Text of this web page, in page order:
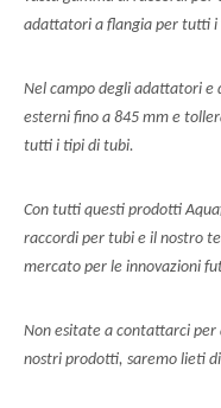
adattatori a flangia per tutti i
Nel campo degli adattatori
esterni fino a 845 mm e
tutti i tipi di tubi.
Con tutti questi prodotti
raccordi per tubi e il nostro
mercato per le innovazioni
Non esitate a contattarci per
nostri prodotti, saremo lieti